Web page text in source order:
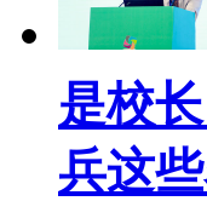
是校
兵这